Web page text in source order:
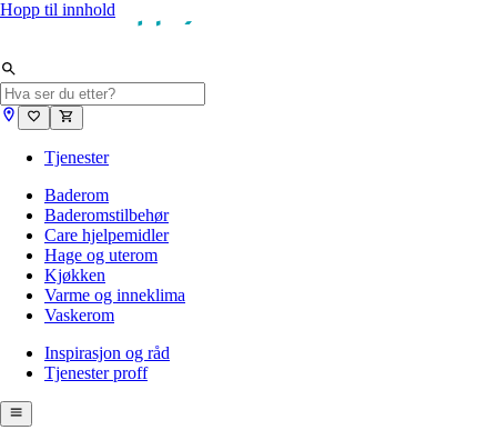
Hopp til innhold
Tjenester
Baderom
Baderomstilbehør
Care hjelpemidler
Hage og uterom
Kjøkken
Varme og inneklima
Vaskerom
Inspirasjon og råd
Tjenester proff